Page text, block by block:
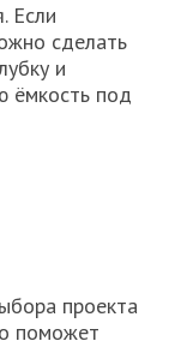
Если
сделать
и
ёмкость под
проекта
поможет